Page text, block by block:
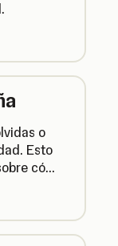
o
Esto
cómo